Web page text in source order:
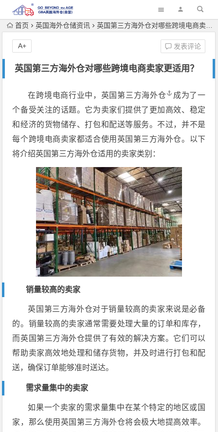
首页 英国海外仓储资讯 英国第三方海外仓对哪些跨境电商卖家更适用？
英国第三方海外仓对哪些跨境电商卖家更适用？
发表评论
A+
在跨境电商行业中， 英国第三方海外仓
成为了一
个备受关注的话题。它为卖家们提供了更加高效、稳定
和经济的货物储存、打包和配送等服务。不过，并不是
每个跨境电商卖家都适合使用英国第三方海外仓。以下
将介绍英国第三方海外仓适用的卖家类别：
销量较高的卖家
英国第三方海外仓对于销量较高的卖家来说是必备
的。销量较高的卖家通常需要处理大量的订单和库存，
而英国第三方海外仓提供了有效的解决方案。它们可以
帮助卖家高效地处理和储存货物，并及时进行打包和配
送，确保订单能够准时送达。
需求量集中的卖家
如果一个卖家的需求量集中在某个特定的地区或国
家，那么使用英国第三方海外仓将会极大地提高效率。